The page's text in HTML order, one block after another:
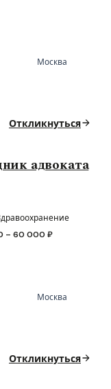
Москва
Откликнуться
адвоката
– 60 000 ₽
Москва
Откликнуться